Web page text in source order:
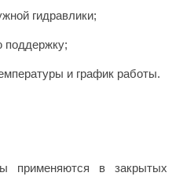
гидравлики;
поддержку;
и график работы.
применяются в закрытых